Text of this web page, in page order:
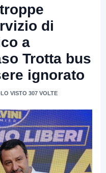
di
a
Trotta bus
ignorato
VISTO 307 VOLTE